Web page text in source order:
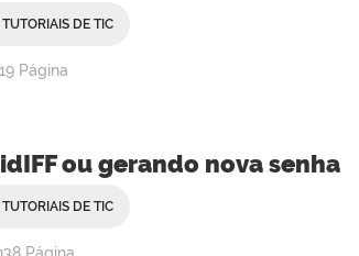
DE TIC
Página
ou gerando nova senha
DE TIC